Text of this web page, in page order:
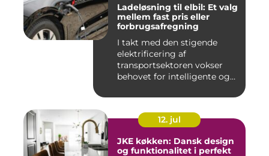
Ladeløsning til elbil: Et valg
mellem fast pris eller
forbrugsafregning
I takt med den stigende
elektrificering af
transportsektoren vokser
behovet for intelligente og
12. jul
JKE køkken: Dansk design
og funktionalitet i perfekt